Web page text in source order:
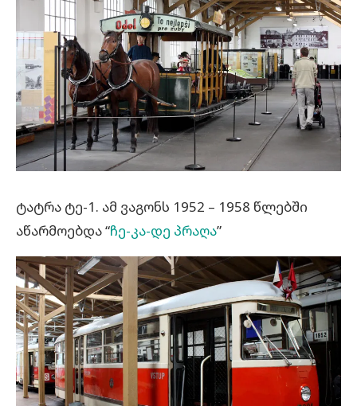
ტატრა ტე-1. ამ ვაგონს 1952 – 1958 წლებში
აწარმოებდა “ჩე-კა-დე პრაღა”